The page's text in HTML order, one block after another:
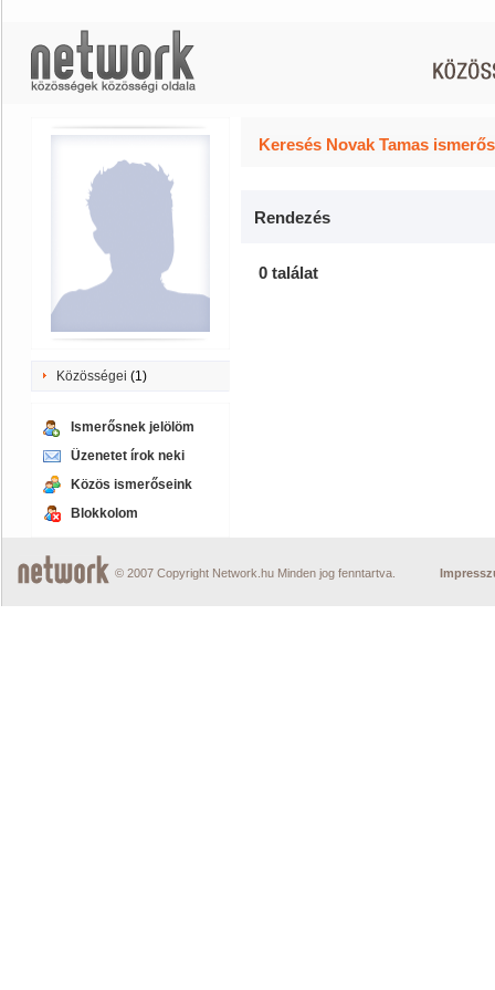
Közösségei (1)
Ismerősnek jelölöm
Üzenetet írok neki
Közös ismerőseink
Blokkolom
Keresés Novak Tamas
Rendezés
0 találat
© 2007 Copyright Network.hu Minden jog fenntartva.